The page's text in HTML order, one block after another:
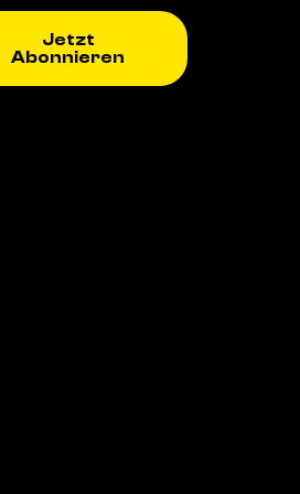
Jetzt
Abonnieren